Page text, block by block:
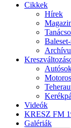
Cikkek
Hírek
Videók
KRESZ FM
Galériák